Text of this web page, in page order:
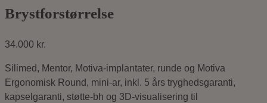
Brystforstørrelse
34.000 kr.
Silimed, Mentor, Motiva-implantater, runde og Motiva
Ergonomisk Round, mini-ar, inkl. 5 års tryghedsgaranti,
kapselgaranti, støtte-bh og 3D-visualisering til